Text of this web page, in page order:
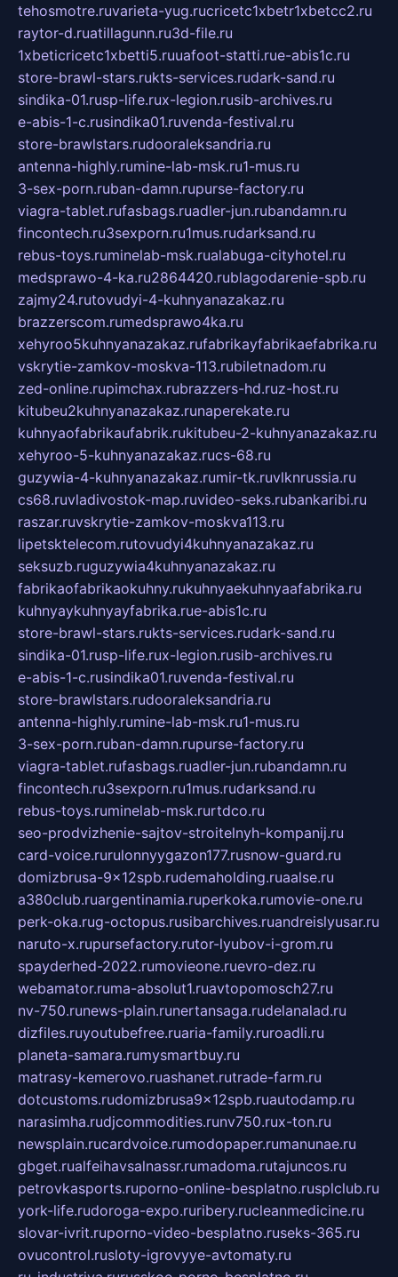
tehosmotre.ruvarieta-yug.rucricetc1xbetr1xbetcc2.ru
raytor-d.ruatillagunn.ru3d-file.ru
1xbeticricetc1xbetti5.ruuafoot-statti.rue-abis1c.ru
store-brawl-stars.rukts-services.rudark-sand.ru
sindika-01.rusp-life.rux-legion.rusib-archives.ru
e-abis-1-c.rusindika01.ruvenda-festival.ru
store-brawlstars.rudooraleksandria.ru
antenna-highly.rumine-lab-msk.ru1-mus.ru
3-sex-porn.ruban-damn.rupurse-factory.ru
viagra-tablet.rufasbags.ruadler-jun.rubandamn.ru
fincontech.ru3sexporn.ru1mus.rudarksand.ru
rebus-toys.ruminelab-msk.rualabuga-cityhotel.ru
medsprawo-4-ka.ru2864420.rublagodarenie-spb.ru
zajmy24.rutovudyi-4-kuhnyanazakaz.ru
brazzerscom.rumedsprawo4ka.ru
xehyroo5kuhnyanazakaz.rufabrikayfabrikaefabrika.ru
vskrytie-zamkov-moskva-113.rubiletnadom.ru
zed-online.rupimchax.rubrazzers-hd.ruz-host.ru
kitubeu2kuhnyanazakaz.runaperekate.ru
kuhnyaofabrikaufabrik.rukitubeu-2-kuhnyanazakaz.ru
xehyroo-5-kuhnyanazakaz.rucs-68.ru
guzywia-4-kuhnyanazakaz.rumir-tk.ruvlknrussia.ru
cs68.ruvladivostok-map.ruvideo-seks.rubankaribi.ru
raszar.ruvskrytie-zamkov-moskva113.ru
lipetsktelecom.rutovudyi4kuhnyanazakaz.ru
seksuzb.ruguzywia4kuhnyanazakaz.ru
fabrikaofabrikaokuhny.rukuhnyaekuhnyaafabrika.ru
kuhnyaykuhnyayfabrika.rue-abis1c.ru
store-brawl-stars.rukts-services.rudark-sand.ru
sindika-01.rusp-life.rux-legion.rusib-archives.ru
e-abis-1-c.rusindika01.ruvenda-festival.ru
store-brawlstars.rudooraleksandria.ru
antenna-highly.rumine-lab-msk.ru1-mus.ru
3-sex-porn.ruban-damn.rupurse-factory.ru
viagra-tablet.rufasbags.ruadler-jun.rubandamn.ru
fincontech.ru3sexporn.ru1mus.rudarksand.ru
rebus-toys.ruminelab-msk.rurtdco.ru
seo-prodvizhenie-sajtov-stroitelnyh-kompanij.ru
card-voice.rurulonnyygazon177.rusnow-guard.ru
domizbrusa-9x12spb.rudemaholding.ruaalse.ru
a380club.ruargentinamia.ruperkoka.rumovie-one.ru
perk-oka.rug-octopus.rusibarchives.ruandreislyusar.ru
naruto-x.rupursefactory.rutor-lyubov-i-grom.ru
spayderhed-2022.rumovieone.ruevro-dez.ru
webamator.ruma-absolut1.ruavtopomosch27.ru
nv-750.runews-plain.runertansaga.rudelanalad.ru
dizfiles.ruyoutubefree.ruaria-family.ruroadli.ru
planeta-samara.rumysmartbuy.ru
matrasy-kemerovo.ruashanet.rutrade-farm.ru
dotcustoms.rudomizbrusa9x12spb.ruautodamp.ru
narasimha.rudjcommodities.runv750.rux-ton.ru
newsplain.rucardvoice.rumodopaper.rumanunae.ru
gbget.rualfeihavsalnassr.rumadoma.rutajuncos.ru
petrovkasports.ruporno-online-besplatno.rusplclub.ru
york-life.rudoroga-expo.ruribery.rucleanmedicine.ru
slovar-ivrit.ruporno-video-besplatno.ruseks-365.ru
ovucontrol.rusloty-igrovyye-avtomaty.ru